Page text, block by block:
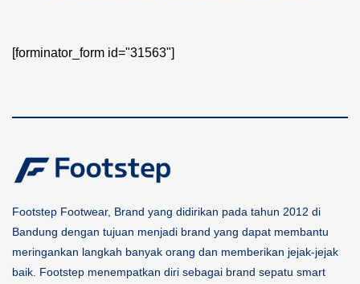
[forminator_form id="31563"]
Footstep Footwear, Brand yang didirikan pada tahun 2012 di
Bandung dengan tujuan menjadi brand yang dapat membantu
meringankan langkah banyak orang dan memberikan jejak-jejak
baik. Footstep menempatkan diri sebagai brand sepatu smart